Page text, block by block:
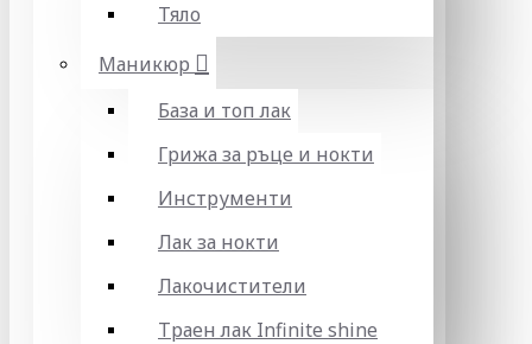
Тяло
Маникюр
База и топ лак
Грижа за ръце и нокти
Инструменти
Лак за нокти
Лакочистители
Траен лак Infinite shine